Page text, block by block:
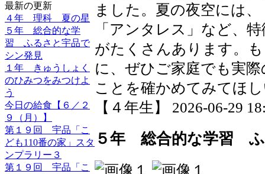
最新の更新
４年 理科 夏の星
５年 総合的な学
習 ふるさと宇品で
シン発見
１年 きゅうしょく
のひみつをみつけよ
う
今日の給食【６／２
９（月）】
第１９回 宇品「こ
ども110番の家」スタ
ンプラリー３
第１９回 宇品「こ
ました。夏の夜空には
「アンタレス」など、
がたくさんあります。
に、ぜひご家庭でも実
ことを確かめてみてほ
【４年生】 2026-06-29
５年 総合的な学習 ふ